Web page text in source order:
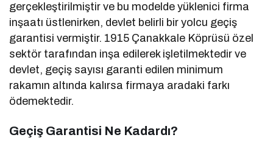
gerçekleştirilmiştir ve bu modelde yüklenici firma
inşaatı üstlenirken, devlet belirli bir yolcu geçiş
garantisi vermiştir. 1915 Çanakkale Köprüsü özel
sektör tarafından inşa edilerek işletilmektedir ve
devlet, geçiş sayısı garanti edilen minimum
rakamın altında kalırsa firmaya aradaki farkı
ödemektedir.
Geçiş Garantisi Ne Kadardı?